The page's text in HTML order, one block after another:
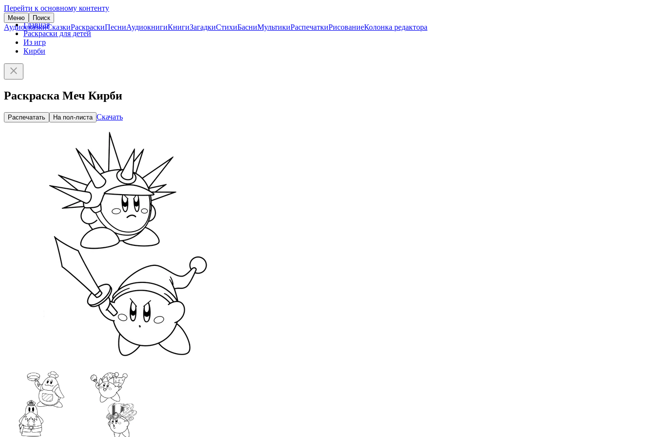
Перейти к основному контенту
Меню Поиск
АудиосказкиСказкиРаскраскиПесниАудиокнигиКнигиЗагадкиСтихиБасниМультикиРаспечаткиРисованиеКолонка редактора
Главная
Раскраски для детей
Из игр
Кирби
Раскраска Меч Кирби
Распечатать На пол-листа Скачать